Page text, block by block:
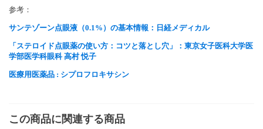
参考：
サンテゾーン点眼液（0.1%）の基本情報：日経メディカル
「ステロイド点眼薬の使い方：コツと落とし穴」：東京女子医科大学医
学部医学科眼科 高村 悦子
医療用医薬品 : シプロフロキサシン
この商品に関連する商品